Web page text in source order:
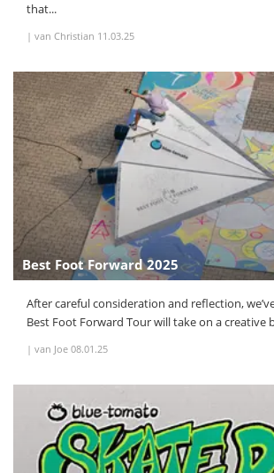
that...
| van Christian 11.03.25
Best Foot Forward 2025
After careful consideration and reflection,
Best Foot Forward Tour will take on a creative
| van Joe 08.01.25